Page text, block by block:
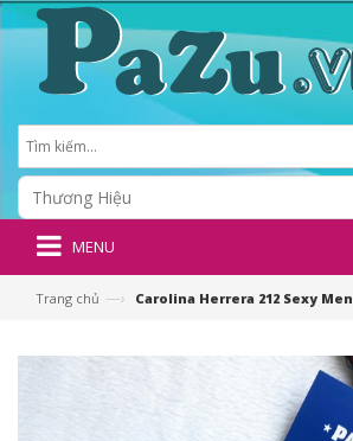
MENU
Trang chủ —› Carolina Herrera 212 Sexy Men